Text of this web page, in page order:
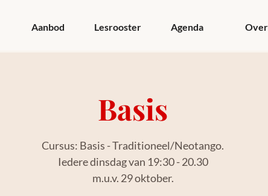
Aanbod Lesrooster Agenda Over
Basis
Cursus: Basis - Traditioneel/Neotango.
Iedere dinsdag van 19:30 - 20.30
m.u.v. 29 oktober.